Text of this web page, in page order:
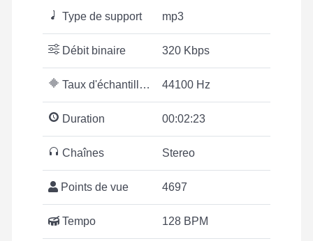
Type de support mp3
Débit binaire 320 Kbps
Taux d'échantillonnage 44100 Hz
Duration 00:02:23
Chaînes Stereo
Points de vue 4697
Tempo 128 BPM